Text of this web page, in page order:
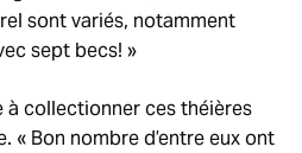
sont variés, notamment
sept becs! »
à collectionner ces théières
« Bon nombre d’entre eux ont